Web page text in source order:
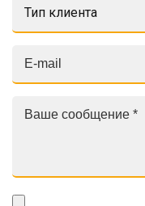
Тип клиента